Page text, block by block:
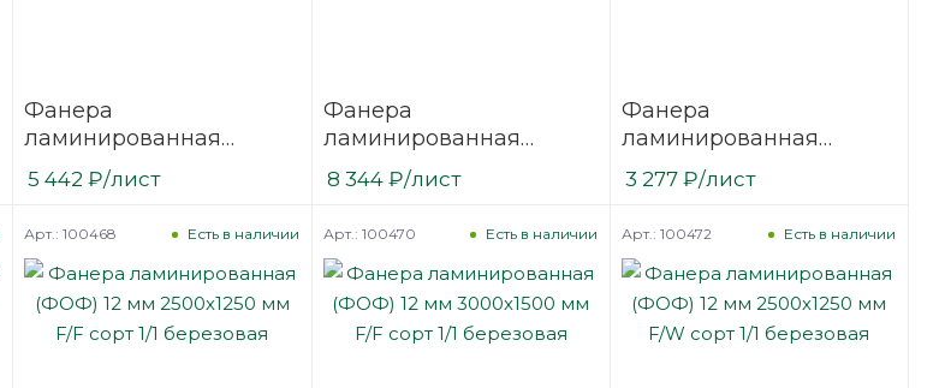
Фанера
ламинированная
(ФОФ) 9 мм 3000х1500
мм F/F сорт 1/1
5 442 ₽/лист
Фанера
ламинированная
(ФОФ) 18 мм 3000х1500
мм F/F сорт 1/1
8 344₽/лист
Фанера
ламинированная
(ФОФ) 9 мм 2500х1250
мм F/W сорт 1/1
3 277₽/лист
Есть в наличии
Арт.: 100468 Есть в наличии
Арт.: 100470 Есть в наличии
Арт.: 100472